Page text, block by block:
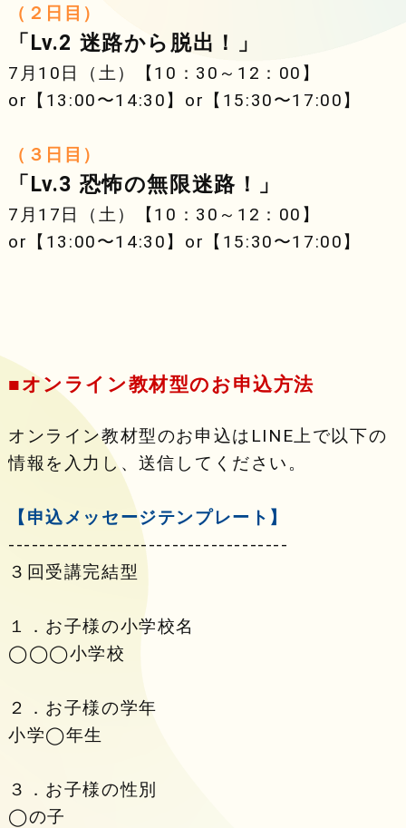
（２日目）
「Lv.2 迷路から脱出！」
7月10日（土）【10：30～12：00】
or【13:00〜14:30】or【15:30〜17:00】
（３日目）
「Lv.3 恐怖の無限迷路！」
7月17日（土）【10：30～12：00】
or【13:00〜14:30】or【15:30〜17:00】
■オンライン教材型のお申込方法
オンライン教材型のお申込はLINE上で以下の
情報を入力し、送信してください。
【申込メッセージテンプレート】
------------------------------------
３回受講完結型
１．お子様の小学校名
◯◯◯小学校
２．お子様の学年
小学◯年生
３．お子様の性別
◯の子